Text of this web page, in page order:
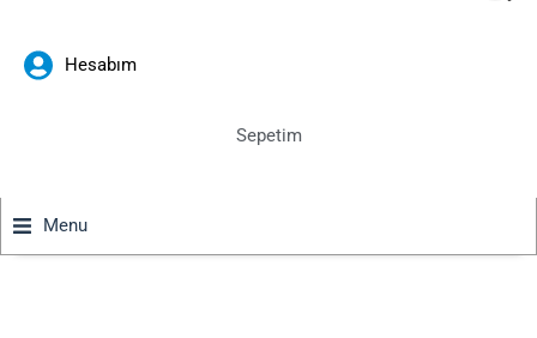
Hesabım
Sepetim
Menu